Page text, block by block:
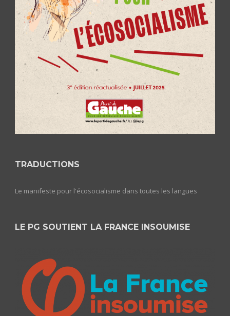
TRADUCTIONS
Le manifeste pour l'écosocialisme dans toutes les langues
LE PG SOUTIENT LA FRANCE INSOUMISE